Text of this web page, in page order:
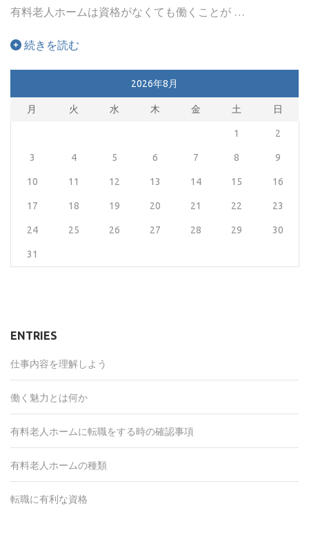
有料老人ホームは資格がなくても働くことが …
続きを読む
2026年8月
月 火 水 木 金 土 日
1 2
3 4 5 6 7 8 9
10 11 12 13 14 15 16
17 18 19 20 21 22 23
24 25 26 27 28 29 30
31
ENTRIES
仕事内容を理解しよう
働く魅力とは何か
有料老人ホームに転職をする時の確認事項
有料老人ホームの種類
転職に有利な資格